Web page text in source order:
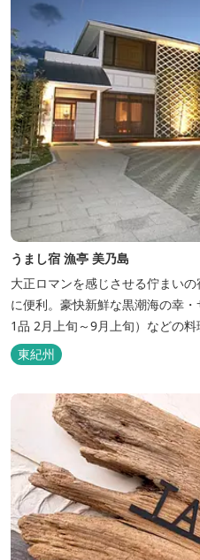
うまし宿 漁亭 美乃島
大正ロマンを感じさせる佇まい
に便利。豪快新鮮な黒潮海の幸
1品 2月上旬～9月上旬）などの料
東紀州